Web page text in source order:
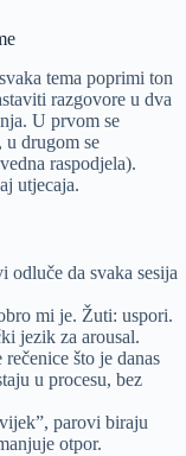
tema poprimi ton
razgovore u dva
U prvom se
drugom se
raspodjela).
utjecaja.
odluče da svaka sesija
mi je. Žuti: uspori.
jezik za arousal.
što je danas
u procesu, bez
parovi biraju
otpor.